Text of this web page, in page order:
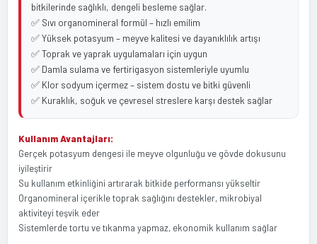
bitkilerinde sağlıklı, dengeli besleme sağlar.
✅ Sıvı organomineral formül – hızlı emilim
✅ Yüksek potasyum – meyve kalitesi ve dayanıklılık artışı
✅ Toprak ve yaprak uygulamaları için uygun
✅ Damla sulama ve fertirigasyon sistemleriyle uyumlu
✅ Klor sodyum içermez – sistem dostu ve bitki güvenli
✅ Kuraklık, soğuk ve çevresel streslere karşı destek sağlar
Kullanım Avantajları:
Gerçek potasyum dengesi ile meyve olgunluğu ve gövde dokusunu
iyileştirir
Su kullanım etkinliğini artırarak bitkide performansı yükseltir
Organomineral içerikle toprak sağlığını destekler, mikrobiyal
aktiviteyi teşvik eder
Sistemlerde tortu ve tıkanma yapmaz, ekonomik kullanım sağlar